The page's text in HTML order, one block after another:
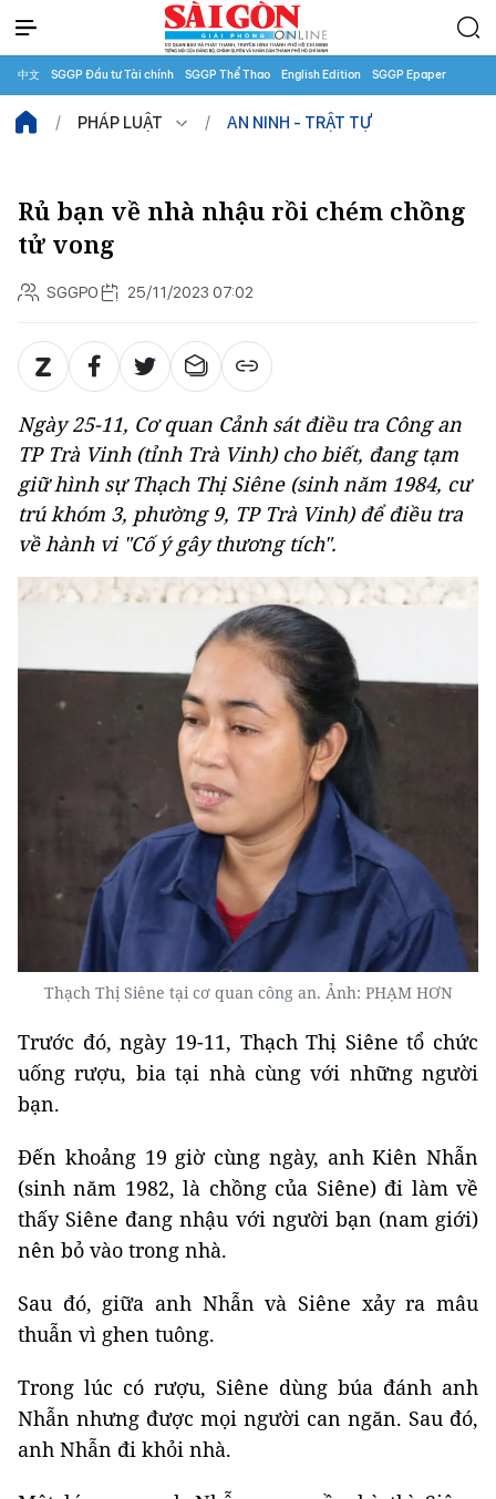
中文 SGGP Đầu tư Tài chính SGGP Thể Thao English Edition SGGP Epaper
PHÁP LUẬT AN NINH - TRẬT TỰ
Rủ bạn về nhà nhậu rồi chém chồng
tử vong
SGGPO 25/11/2023 07:02
Ngày 25-11, Cơ quan Cảnh sát điều tra Công an
TP Trà Vinh (tỉnh Trà Vinh) cho biết, đang tạm
giữ hình sự Thạch Thị Siêne (sinh năm 1984, cư
trú khóm 3, phường 9, TP Trà Vinh) để điều tra
về hành vi "Cố ý gây thương tích".
Thạch Thị Siêne tại cơ quan công an. Ảnh: PHẠM HƠN
Trước đó, ngày 19-11, Thạch Thị Siêne tổ chức
uống rượu, bia tại nhà cùng với những người
bạn.
Đến khoảng 19 giờ cùng ngày, anh Kiên Nhẫn
(sinh năm 1982, là chồng của Siêne) đi làm về
thấy Siêne đang nhậu với người bạn (nam giới)
nên bỏ vào trong nhà.
Sau đó, giữa anh Nhẫn và Siêne xảy ra mâu
thuẫn vì ghen tuông.
Trong lúc có rượu, Siêne dùng búa đánh anh
Nhẫn nhưng được mọi người can ngăn. Sau đó,
anh Nhẫn đi khỏi nhà.